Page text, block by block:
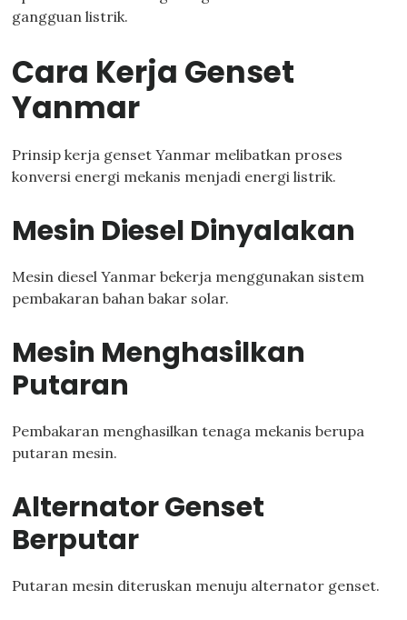
gangguan listrik.
Cara Kerja Genset
Yanmar
Prinsip kerja genset Yanmar melibatkan proses
konversi energi mekanis menjadi energi listrik.
Mesin Diesel Dinyalakan
Mesin diesel Yanmar bekerja menggunakan sistem
pembakaran bahan bakar solar.
Mesin Menghasilkan
Putaran
Pembakaran menghasilkan tenaga mekanis berupa
putaran mesin.
Alternator Genset
Berputar
Putaran mesin diteruskan menuju alternator genset.